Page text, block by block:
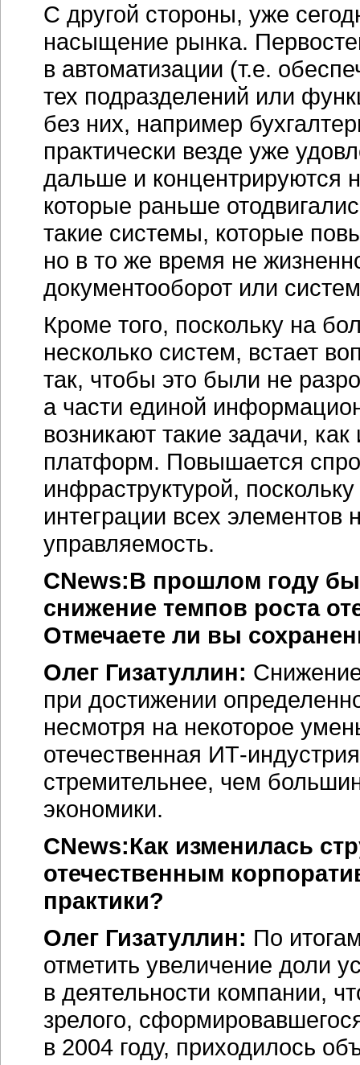
С другой стороны, уже
насыщение рынка.
в автоматизации (т.е.
тех подразделений или
без них, например
практически везде уже
дальше и концентрируются
которые раньше
такие системы, которые
но в то же время не
документооборот или
Кроме того, поскольку на
несколько систем, встает
так, чтобы это были не
а части единой
возникают такие задачи,
платформ. Повышается
инфраструктурой,
интеграции всех
управляемость.
CNews:В прошлом году
снижение темпов роста
Отмечаете ли вы
Олег Гизатуллин:
при достижении
несмотря на некоторое
отечественная ИТ-индустрия
стремительнее, чем
экономики.
CNews:Как изменилась
отечественным
практики?
Олег Гизатуллин: По
отметить увеличение доли
в деятельности компании,
зрелого,
в 2004 году, приходилось